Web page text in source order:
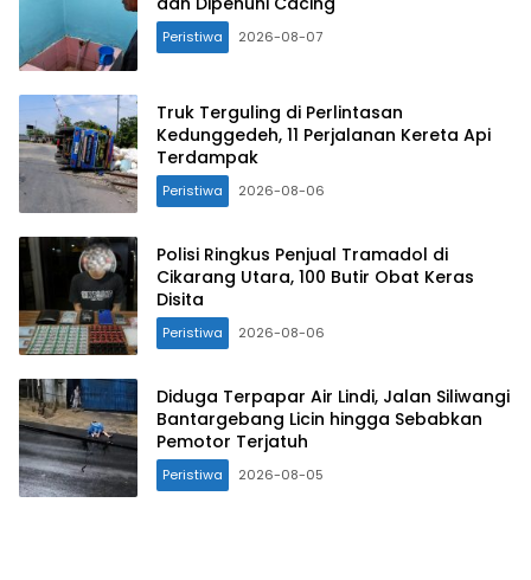
Peristiwa 2026-08-07
Truk Terguling di Perlintasan
Kedunggedeh, 11 Perjalanan Kereta Api
Terdampak
Peristiwa 2026-08-06
Polisi Ringkus Penjual Tramadol di
Cikarang Utara, 100 Butir Obat Keras
Disita
Peristiwa 2026-08-06
Diduga Terpapar Air Lindi, Jalan Siliwangi
Bantargebang Licin hingga Sebabkan
Pemotor Terjatuh
Peristiwa 2026-08-05